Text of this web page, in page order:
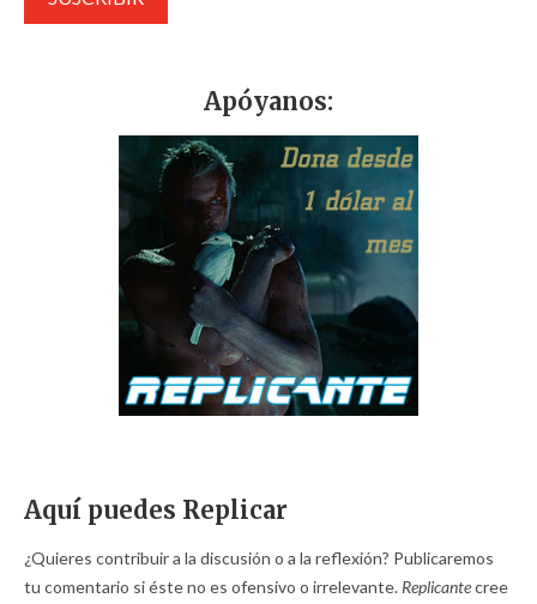
Apóyanos:
Aquí puedes Replicar
¿Quieres contribuir a la discusión o a la reflexión? Publicaremos
tu comentario si éste no es ofensivo o irrelevante. Replicantecree